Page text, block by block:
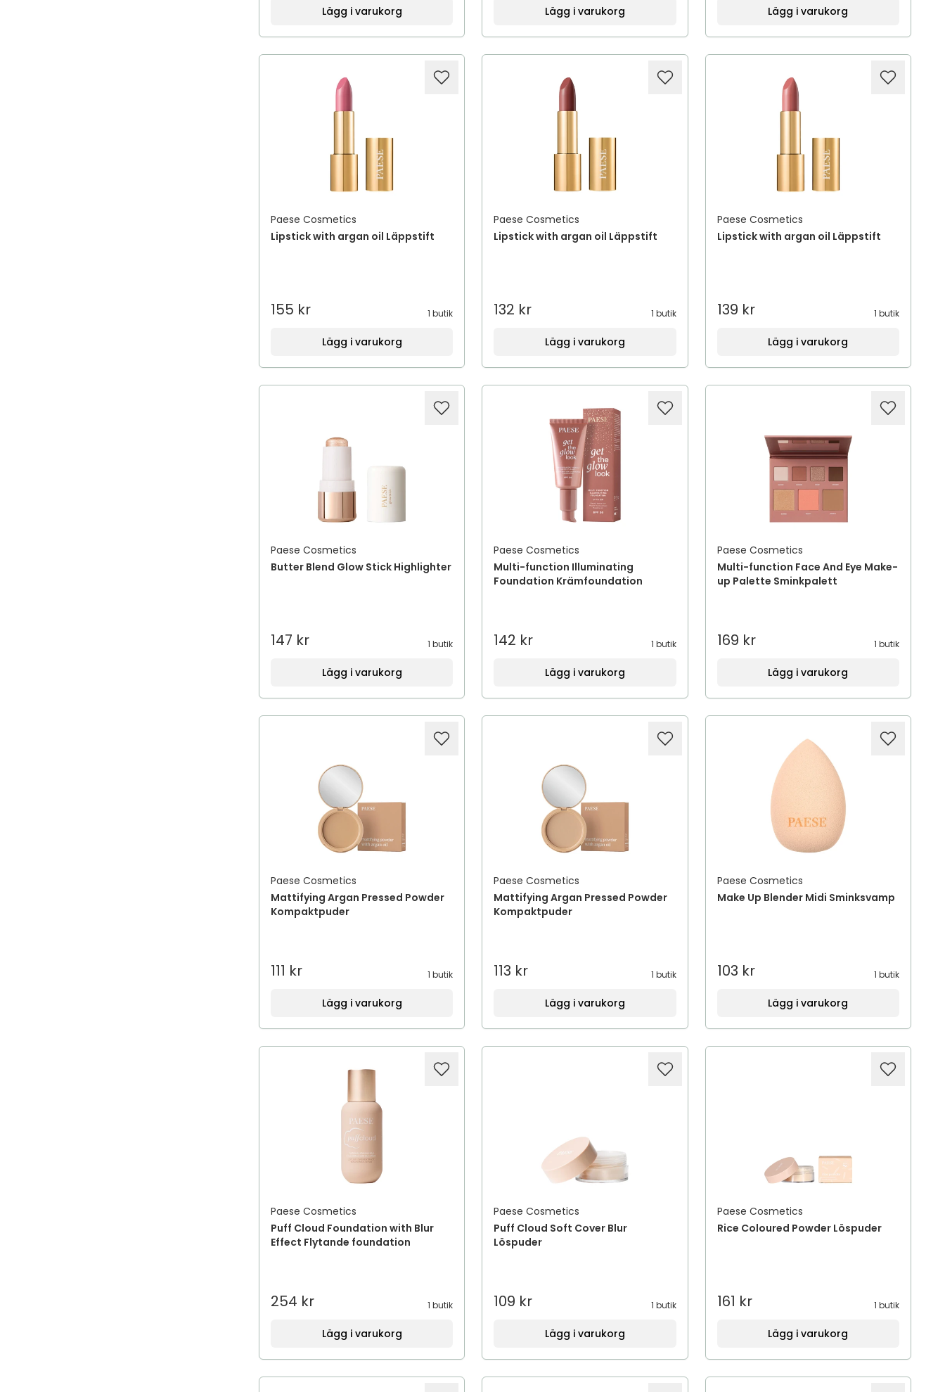
Lägg i varukorg Lägg i varukorg Lägg i varukorg
Paese Cosmetics
Lipstick with argan oil Läppstift
155 kr 1 butik
Lägg i varukorg
Paese Cosmetics
Lipstick with argan oil Läppstift
132 kr 1 butik
Lägg i varukorg
Paese Cosmetics
Lipstick with argan oil Läppstift
139 kr 1 butik
Lägg i varukorg
Paese Cosmetics
Butter Blend Glow Stick Highlighter
147 kr 1 butik
Lägg i varukorg
Paese Cosmetics
Multi-function Illuminating
Foundation Krämfoundation
142 kr 1 butik
Lägg i varukorg
Paese Cosmetics
Multi-function Face And Eye Make-
up Palette Sminkpalett
169 kr 1 butik
Lägg i varukorg
Paese Cosmetics
Mattifying Argan Pressed Powder
Kompaktpuder
111 kr 1 butik
Lägg i varukorg
Paese Cosmetics
Mattifying Argan Pressed Powder
Kompaktpuder
113 kr 1 butik
Lägg i varukorg
Paese Cosmetics
Make Up Blender Midi Sminksvamp
103 kr 1 butik
Lägg i varukorg
Paese Cosmetics
Puff Cloud Foundation with Blur
Effect Flytande foundation
254 kr 1 butik
Lägg i varukorg
Paese Cosmetics
Puff Cloud Soft Cover Blur
Löspuder
109 kr 1 butik
Lägg i varukorg
Paese Cosmetics
Rice Coloured Powder Löspuder
161 kr 1 butik
Lägg i varukorg